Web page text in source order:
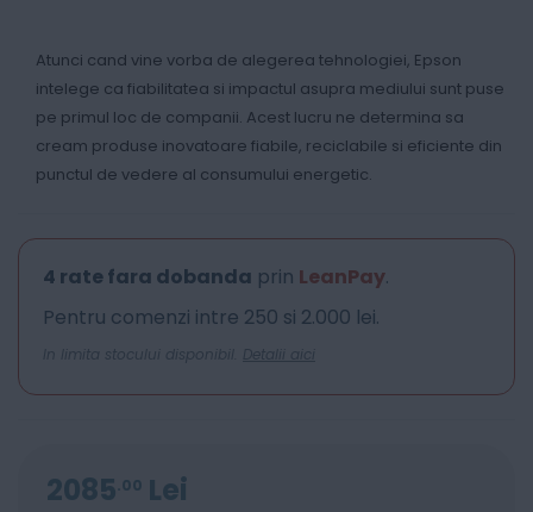
Atunci cand vine vorba de alegerea tehnologiei, Epson
intelege ca fiabilitatea si impactul asupra mediului sunt puse
pe primul loc de companii. Acest lucru ne determina sa
cream produse inovatoare fiabile, reciclabile si eficiente din
punctul de vedere al consumului energetic.
4 rate fara dobanda prin LeanPay.
Pentru comenzi intre 250 si 2.000 lei.
In limita stocului disponibil. Detalii aici
2085 00 Lei